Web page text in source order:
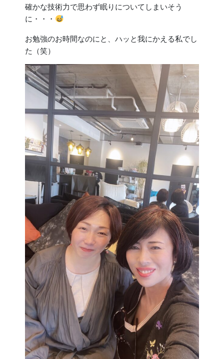
確かな技術力で思わず眠りについてしまいそう
に・・・
お勉強のお時間なのにと、ハッと我にかえる私でし
た（笑）